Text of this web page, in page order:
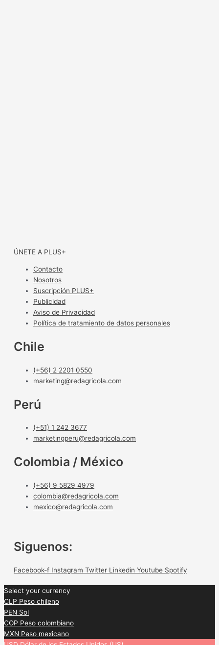
ÚNETE A PLUS+
Contacto
Nosotros
Suscripción PLUS+
Publicidad
Aviso de Privacidad
Política de tratamiento de datos personales
Chile
(+56) 2 2201 0550
marketing@redagricola.com
Perú
(+51) 1 242 3677
marketingperu@redagricola.com
Colombia / México
(+56) 9 5829 4979
colombia@redagricola.com
mexico@redagricola.com
Siguenos:
Facebook-f Instagram Twitter Linkedin Youtube Spotify
Select your currency
CLP Peso chileno
PEN Sol
COP Peso colombiano
MXN Peso mexicano